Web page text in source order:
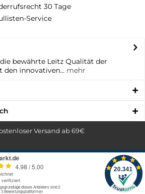
30 Tage
Service
bewährte Leitz Qualität der
innovativen... mehr
Versand ab 69€